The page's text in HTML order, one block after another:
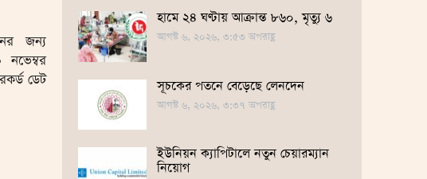
জন্য
ডেট
হামে ২৪ ঘণ্টায় আক্রান্ত ৮৬০, মৃত্যু ৬
আগস্ট ৬, ২০২৬, ৩:৫৩ অপরাহ্ণ
সূচকের পতনে বেড়েছে লেনদেন
আগস্ট ৬, ২০২৬, ৩:৩৭ অপরাহ্ণ
ইউনিয়ন ক্যাপিটালে নতুন চেয়ারম্যান
নিয়োগ